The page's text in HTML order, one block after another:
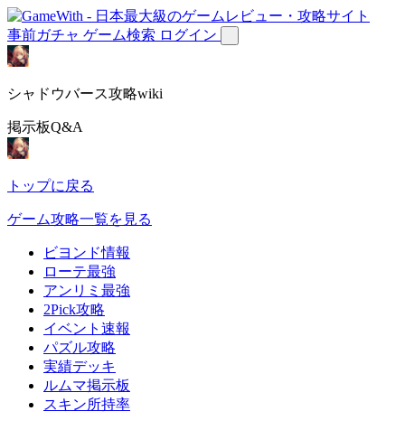
事前ガチャ ゲーム検索 ログイン
シャドウバース攻略wiki
掲示板Q&A
トップに戻る
ゲーム攻略一覧を見る
ビヨンド情報
ローテ最強
アンリミ最強
2Pick攻略
イベント速報
パズル攻略
実績デッキ
ルムマ掲示板
スキン所持率